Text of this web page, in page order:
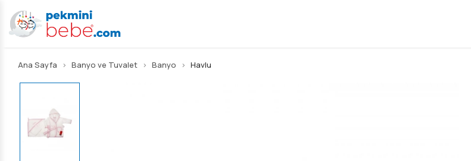
Ana Sayfa Banyo ve Tuvalet Banyo Havlu